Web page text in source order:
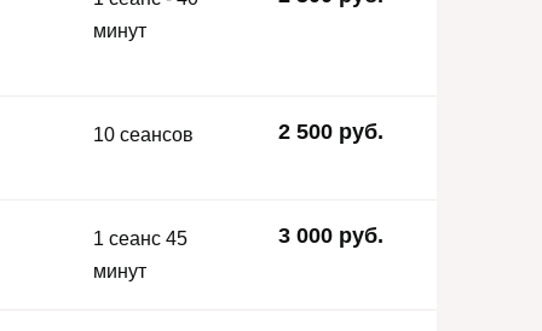
минут
10 сеансов 2 500 руб.
1 сеанс 45
минут
3 000 руб.